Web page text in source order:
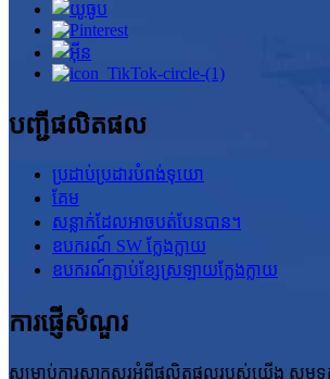
បញ្ជីផលិតផល
ប្រដាប់ប្រដារបំពង់ទុយោ
គែម
សន្លាក់ដែលអាចបត់បែនបាន។
ឧបករណ៍ SW ក្លែងក្លាយ
ឧបករណ៍ភ្ជាប់ខ្សែស្រឡាយក្លែងក្លាយ
ការផ្ញើសំណួរ
សម្រាប់ការសាកសួរអំពីផលិតផលរបស់យើង សូមទុ